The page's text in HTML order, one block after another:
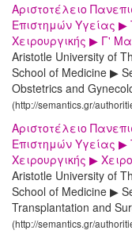
Αριστοτέλειο
Επιστημών Υγείας
Χειρουργικής ▶ Γ'
Aristotle University of
School of Medicine ▶
Obstetrics and
(http://semantics.gr/
Αριστοτέλειο
Επιστημών Υγείας
Χειρουργικής ▶
Aristotle University of
School of Medicine ▶
Transplantation and
(http://semantics.gr/